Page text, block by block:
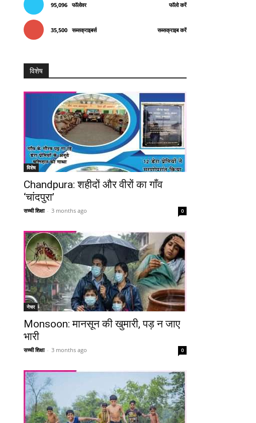
Telegram Copy URL
95,096 फॉलोवर फॉलो करें
35,500 सब्सक्राइबर्स सब्सक्राइब करें
विशेष
विशेष
Chandpura: शहीदों और वीरों का गाँव
‘चांदपुरा’
सच्ची शिक्षा - 3 months ago 0
नेचर
Monsoon: मानसून की खुमारी, पड़ न जाए
भारी
सच्ची शिक्षा - 3 months ago 0